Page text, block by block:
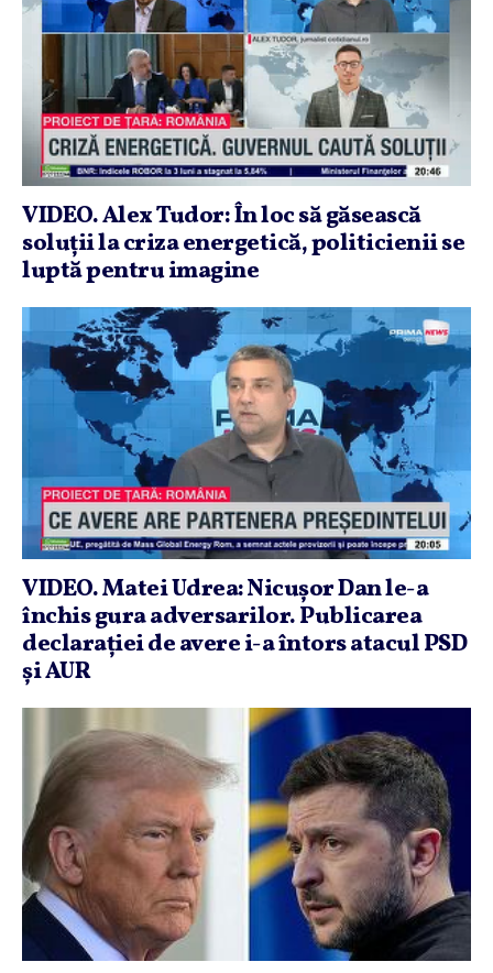
VIDEO. Alex Tudor: În loc să găsească
soluţii la criza energetică, politicienii se
luptă pentru imagine
VIDEO. Matei Udrea: Nicuşor Dan le-a
închis gura adversarilor. Publicarea
declaraţiei de avere i-a întors atacul PSD
şi AUR